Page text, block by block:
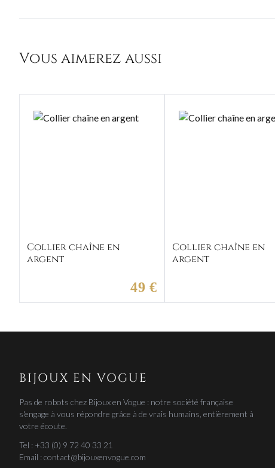
Vous aimerez aussi
Collier chaîne en
argent
49 €
Collier chaîne en
argent
BIJOUX EN VOGUE
Pas de robots chez Bijoux en Vogue : notre société française
s'engage à vous répondre grâce à de vrais humains, entièrement à
votre écoute.
Tel : +33 (0) 9 72 40 33 21
Email : contact@bijouxenvogue.com